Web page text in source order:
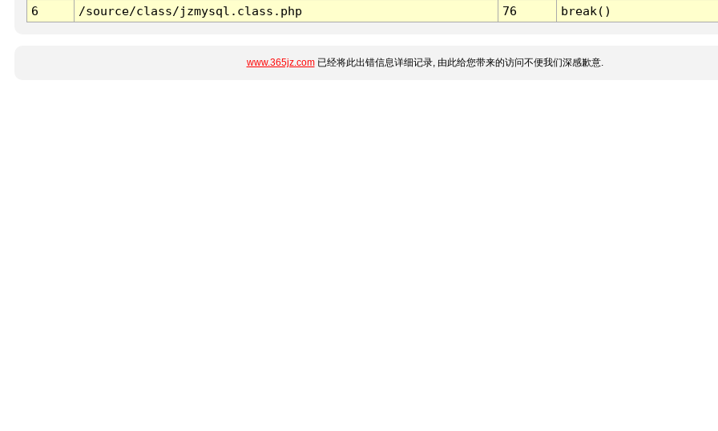
6
/source/class/jzmysql.class.php 76 break()
www.365jz.com已经将此出错信息详细记录, 由此给您带来的访问不便我们深感歉意.